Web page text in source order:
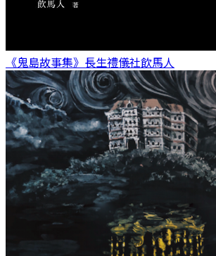
《鬼島故事集》長生禮儀社飲馬人